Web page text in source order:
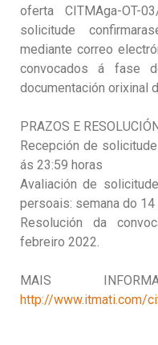
oferta CITMAga-OT-
solicitude
mediante correo
convocados á fase
documentación orixinal
PRAZOS E
Recepción de
ás 23:59 horas
Avaliación de
persoais: semana do
Resolución da
febreiro 2022.
MAIS
http://www.itmati.com/